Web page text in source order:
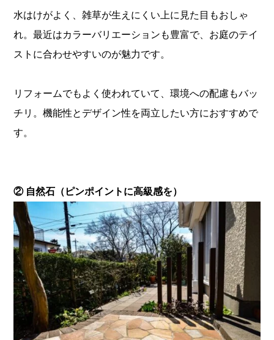
水はけがよく、雑草が生えにくい上に見た目もおしゃ
れ。最近はカラーバリエーションも豊富で、お庭のテイ
ストに合わせやすいのが魅力です。
リフォームでもよく使われていて、環境への配慮もバッ
チリ。機能性とデザイン性を両立したい方におすすめで
す。
② 自然石（ピンポイントに高級感を）